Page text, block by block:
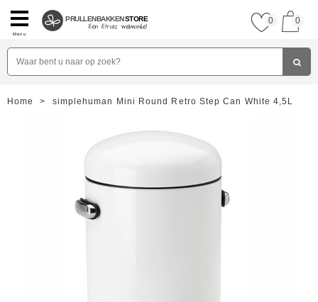
Menu
PRULLENBAKKENSTORE 0 0
Home > simplehuman Mini Round Retro Step Can White 4,5L